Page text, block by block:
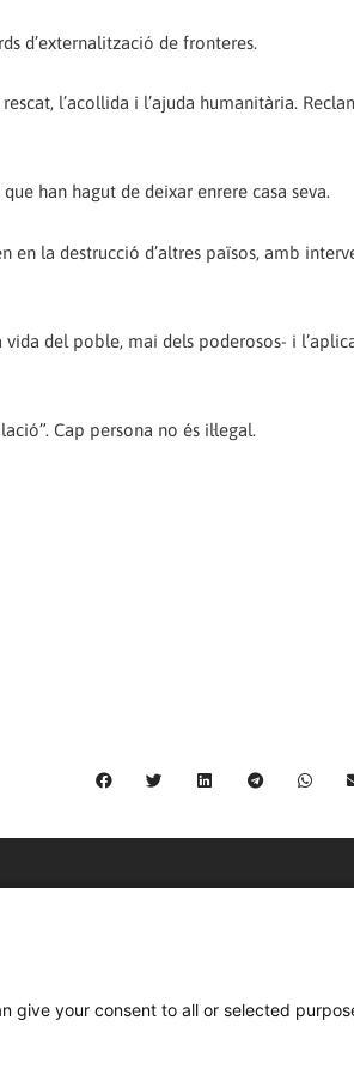
d’externalització de fronteres.
l’acollida i l’ajuda humanitària.
han hagut de deixar enrere casa seva.
la destrucció d’altres països, amb
del poble, mai dels poderosos- i
Cap persona no és il·legal.
give your consent to all or selected